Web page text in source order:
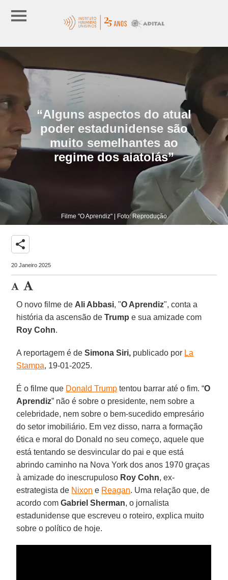
“Alguns aspectos do atual
poder estadunidense são
muito semelhantes ao
regime dos aiatolás”
Filme "O Aprendiz" | Foto: Reprodução
share
20 Janeiro 2025
O novo filme de Ali Abbasi, "O Aprendiz", conta a
história da ascensão deTrump e sua amizade com
Roy Cohn.
A reportagem é deSimona Siri, publicado por La
Stampa, 19-01-2025.
É o filme que Donald Trump tentou barrar até o fim. “O
Aprendiz” não é sobre o presidente, nem sobre a
celebridade, nem sobre o bem-sucedido empresário
do setor imobiliário. Em vez disso, narra a formação
ética e moral do Donald no seu começo, aquele que
está tentando se desvincular do pai e que está
abrindo caminho na Nova York dos anos 1970 graças
à amizade do inescrupuloso Roy Cohn, ex-
estrategista de Nixon e Reagan. Uma relação que, de
acordo comGabriel Sherman, o jornalista
estadunidense que escreveu o roteiro, explica muito
sobre o político de hoje.